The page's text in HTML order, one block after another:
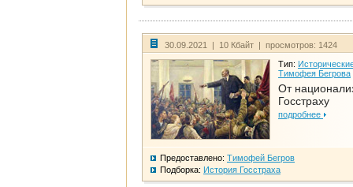
30.09.2021 | 10 Кбайт | просмотров: 1424
Тип:
Тимофея Бегрова
От
Госстраху
подробнее
Предоставлено: Тимофей Бегров
Подборка: История Госстраха